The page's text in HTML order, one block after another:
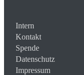
Intern
Kontakt
Spende
Datenschutz
Impressum